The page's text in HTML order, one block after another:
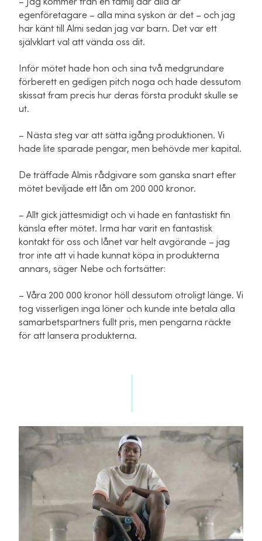
egenföretagare – alla mina syskon är det – och jag
har känt till Almi sedan jag var barn. Det var ett
självklart val att vända oss dit.
Inför mötet hade hon och sina två medgrundare
förberett en gedigen pitch noga och hade dessutom
skissat fram precis hur deras första produkt skulle se
ut.
– Nästa steg var att sätta igång produktionen. Vi
hade lite sparade pengar, men behövde mer kapital.
De träffade Almis rådgivare som ganska snart efter
mötet beviljade ett lån om 200 000 kronor.
– Allt gick jättesmidigt och vi hade en fantastiskt fin
känsla efter mötet. Irma har varit en fantastisk
kontakt för oss och lånet var helt avgörande – jag
tror inte att vi hade kunnat köpa in produkterna
annars, säger Nebe och fortsätter:
– Våra 200 000 kronor höll dessutom otroligt länge. Vi
tog visserligen inga löner och kunde inte betala alla
samarbetspartners fullt pris, men pengarna räckte
för att lansera produkterna.